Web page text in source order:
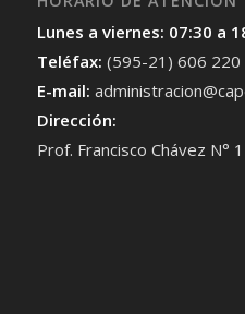
Lunes a viernes: 07:30 a
Teléfax: (595-21) 606 220
E-mail:
Dirección:
Prof. Francisco Chávez N°